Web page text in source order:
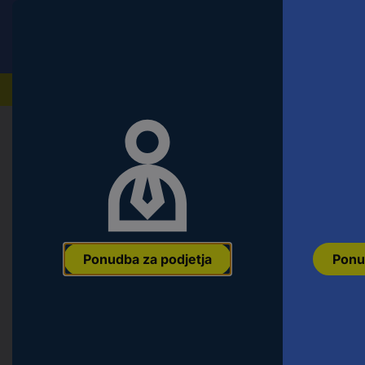
Ponudba za podjetja
Orodje & Delavnica
KS Tools 9113816 9113816
4042146052334 Koda proizvajalca: Št. izdelka: